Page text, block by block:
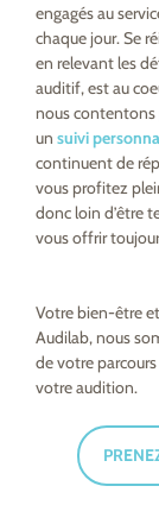
engagés au
chaque jour. Se
en relevant les
auditif, est au
nous contentons
un suivi
continuent de
vous profitez
donc loin d’être
vous offrir
Votre bien-être
Audilab, nous
de votre
votre audition.